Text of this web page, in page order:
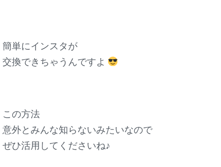
簡単にインスタが
交換できちゃうんですよ
この方法
意外とみんな知らないみたいなので
ぜひ活用してくださいね♪